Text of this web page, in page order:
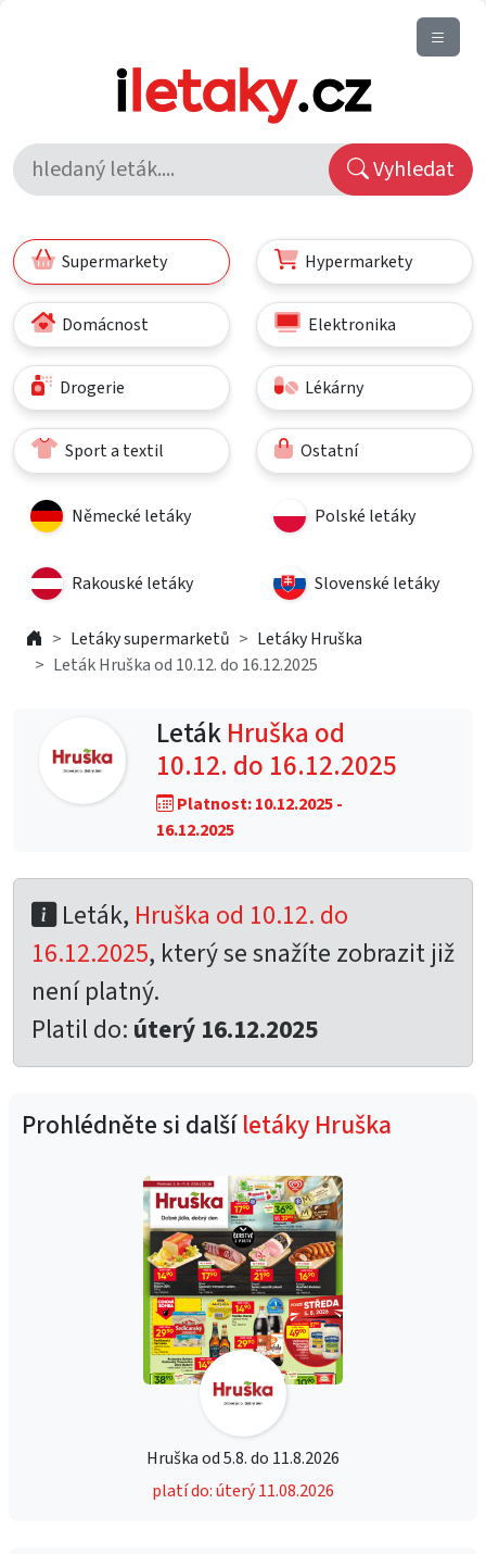
Vyhledat
Supermarkety Hypermarkety
Domácnost Elektronika
Drogerie Lékárny
Sport a textil Ostatní
Německé letáky Polské letáky
Rakouské letáky Slovenské letáky
Letáky supermarketů
Letáky Hruška
Leták Hruška od 10.12. do 16.12.2025
LetákHruška od
10.12. do 16.12.2025
Platnost: 10.12.2025 -
16.12.2025
Leták, Hruška od 10.12. do
16.12.2025, který se snažíte zobrazit již
není platný.
Platil do: úterý 16.12.2025
Prohlédněte si dalšíletáky Hruška
Hruška od 5.8. do 11.8.2026
platí do: úterý 11.08.2026